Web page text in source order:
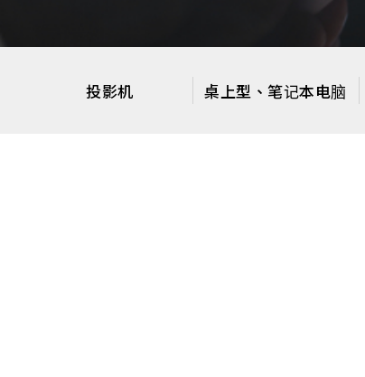
投影机 桌上型、笔记本电脑